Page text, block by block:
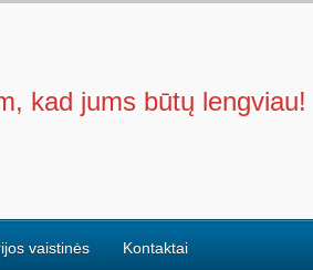
kad jums būtų lengviau!
vaistinės Kontaktai